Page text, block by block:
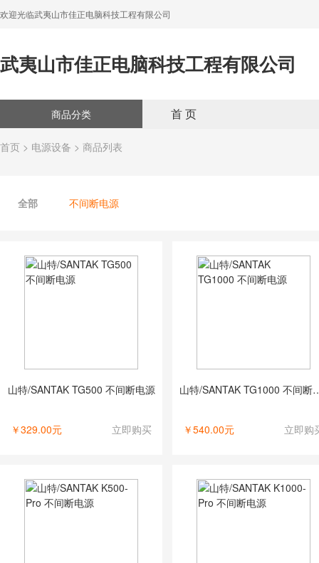
欢迎光临武夷山市佳正电脑科技工程有限公司
武夷山市佳正电脑科技工程有限公司
商品分类 首 页
首页 > 电源设备 > 商品列表
全部 不间断电源
山特/SANTAK TG500 不间断电源
￥329.00元 立即购买
山特/
￥540.00元 立即购